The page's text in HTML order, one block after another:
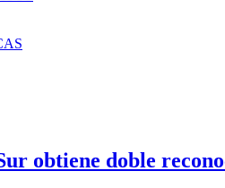
obtiene doble